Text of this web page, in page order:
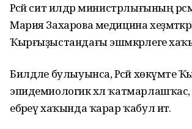
Рәсәй сит илдәр министрлығының
Мария Захарова медицина
Ҡырғыҙыстандағы эшмәкәрлеге
Билдәле булыуынса, Рәсәй хөкүмәте
эпидемиологик хәл
ебәреү хаҡында ҡарар ҡабул итә.